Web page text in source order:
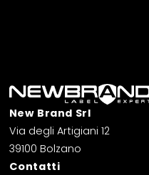
New Brand Srl
Via degli Artigiani 12
39100 Bolzano
Contatti